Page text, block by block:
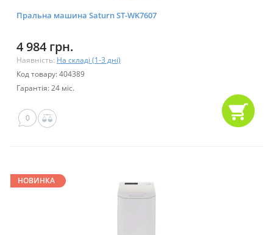
Пральна машина Saturn ST-WK7607
4 984 грн.
Наявність: На складі (1-3 дні)
Код товару: 404389
Гарантія: 24 міс.
0
НОВИНКА